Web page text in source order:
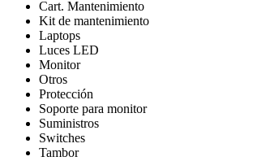
Cart. Mantenimiento
Kit de mantenimiento
Laptops
Luces LED
Monitor
Otros
Protección
Soporte para monitor
Suministros
Switches
Tambor